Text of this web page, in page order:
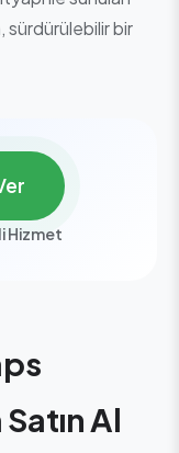
sürdürülebilir bir
Hizmet
Al